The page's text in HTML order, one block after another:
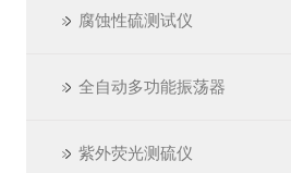
腐蚀性硫测试仪
全自动多功能振荡器
紫外荧光测硫仪